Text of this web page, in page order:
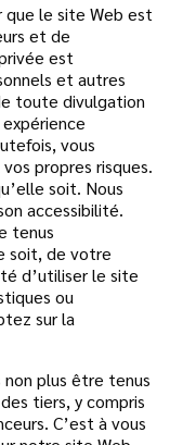
que le site Web est
et de
est
et autres
toute divulgation
vous
propres risques.
soit. Nous
accessibilité.
tenus
soit, de votre
d’utiliser le site
ou
sur la
non plus être tenus
tiers, y compris
C’est à vous